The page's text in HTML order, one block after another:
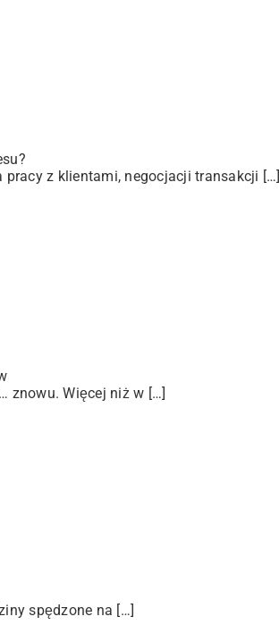
z klientami, negocjacji transakcji […]
znowu. Więcej niż w […]
spędzone na […]